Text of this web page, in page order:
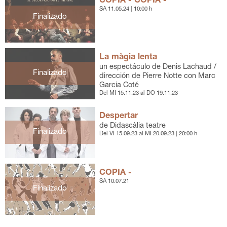
Finalizado
SA 11.05.24 10:00 h
Finalizado
La màgia lenta
un espectáculo de Denis Lachaud /
dirección de Pierre Notte con Marc
Garcia Coté
Del MI 15.11.23 al DO 19.11.23
Finalizado
Despertar
de Didascàlia teatre
Del VI 15.09.23 al MI 20.09.23 |20:00 h
Finalizado
COPIA -
SA 10.07.21